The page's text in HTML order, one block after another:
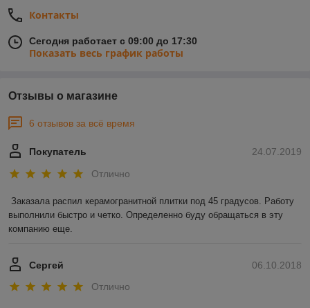
Контакты
Сегодня работает с 09:00 до 17:30
Показать весь график работы
Отзывы о магазине
6 отзывов за всё время
24.07.2019
Покупатель
Отлично
Заказала распил керамогранитной плитки под 45 градусов. Работу
выполнили быстро и четко. Определенно буду обращаться в эту
компанию еще.
06.10.2018
Сергей
Отлично